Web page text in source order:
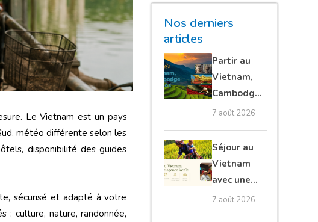
Le Vietnam est un pays
météo différente selon les
disponibilité des guides
sécurisé et adapté à votre
culture, nature, randonnée,
Nos derniers
articles
Partir au
Vietnam,
Cambodge
et Laos :
authentique
7 août 2026
Séjour au
Vietnam
avec une
agence
7 août 2026